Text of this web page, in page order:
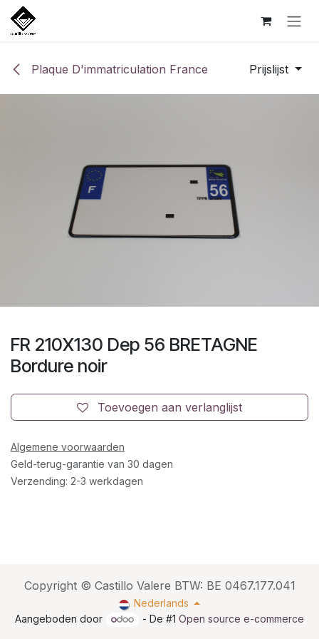
Overslaan naar inhoud
Plaque D'immatriculation France Prijslijst
FR 210X130 Dep 56 BRETAGNE
Bordure noir
Toevoegen aan verlanglijst
Algemene voorwaarden
Geld-terug-garantie van 30 dagen
Verzending: 2-3 werkdagen
Copyright © Castillo Valere BTW: BE 0467.177.041
Nederlands
Aangeboden door
- De #1Open source e-commerce